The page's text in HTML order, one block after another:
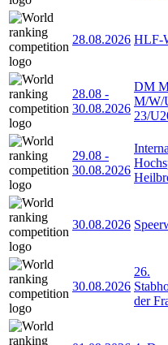
28.08.2026 HLF-
28.08 -
30.08.2026
DM
M/W/
23/
29.08 -
30.08.2026
30.08.2026
30.08.2026
26.
der